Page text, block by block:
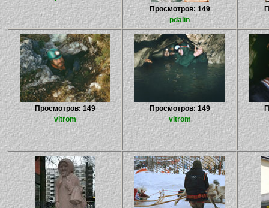
Просмотров: 149
pdalin
Просмотров: 149
vitrom
Просмотров: 149
vitrom